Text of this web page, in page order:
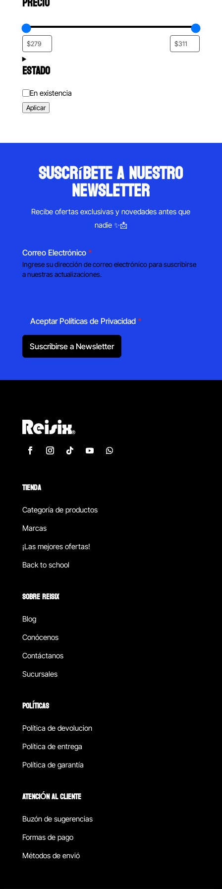
ESTADO
Estado
En existencia
Aplicar
suscríbete a nuestro
newsletter
Recibe ofertas exclusivas y novedades antes que
nadie ✨📩
Correo Electrónico *
Ingrese su dirección de correo electrónico para suscribirse
a nuestras actualizaciones.
Aceptar Políticas de Privacidad *
Suscribirse a Newsletter
TIENDA
Categoría de productos
Marcas
¡Las mejores ofertas!
Back to school
SOBRE REISIX
Blog
Conócenos
Contáctanos
Sucursales
POLÍTICAS
Política de devolucion
Política de entrega
Política de garantía
ATENCIÓN AL CLIENTE
Buzón de sugerencias
Formas de pago
Métodos de envió